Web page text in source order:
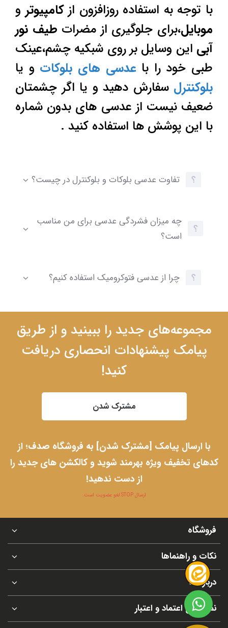
با توجه به استفاده روزافزون ازکامپیوتر و
موبایل،برای جلوگیری از مضرات طیف نور
آبی این وسایل بر روی شبکیه چشم،عینک
طبی خود را باعدسی های بلوکات و یا
بلوکنترل سفارش دهید و یا اگر چشمتان
ضعیف نیست از عدسی های بدون شماره
با این پوشش ها استفاده کنید .
تفاوت عدسی بلوکات و بلوکنترل در چیست؟
چه میزان فشردگی عدسی برای من مناسب
است؟
چرا از عدسی فتوکرومیک استفاده کنیم؟
مجموعه‌های جدید را ببینید و از طریق
پیامک پیشنهادات انحصاری دریافت
کنید!
مشترک شدن
با ارسال پیامک [مشترک شدن] به فروشگاه صدف؛ از
کدهای تخفیف ویژه بهرمند شوید و کالکشن های جدید را
از دست ندهید!
ارسال STOP لغو عضویت است.
فروشگاه
نکات و راهنماها
درباره ما
نماد های اعتماد و اعتبار